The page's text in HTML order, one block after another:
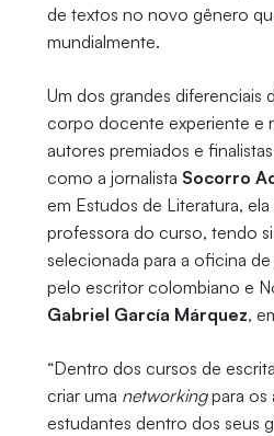
de textos no novo gênero
mundialmente.
Um dos grandes diferenciais
corpo docente experiente e
autores premiados e
como a jornalista Socorro
em Estudos de Literatura,
professora do curso, tendo
selecionada para a oficina
pelo escritor colombiano e
Gabriel García Márquez,
“Dentro dos cursos de
criar uma networkingpara os
estudantes dentro dos seus